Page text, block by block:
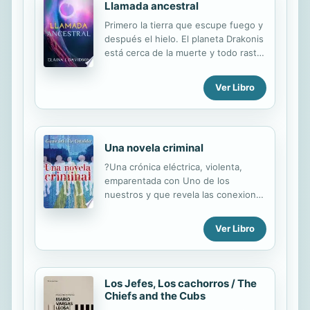
Llamada ancestral
Primero la tierra que escupe fuego y
después el hielo. El planeta Drakonis
está cerca de la muerte y todo rastro
por Brennan, la ladrona que escucha
en el viento misteriosas indicaciones
para llegar al Castillo Drakon, y los
también Halley, una exótica bailarina
de las ciudades ahora en llamas, y
Audri, quien se niega a hablar. Estos
cinco personajes son los últimos de
garantizar que al menos perdure la
memoria, o Drakonis será olvidado
Ver Libro
Una novela criminal
?Una crónica eléctrica, violenta,
emparentada con Uno de los
nuestros y que revela las conexiones
Ver Libro
Los Jefes, Los cachorros / The
Chiefs and the Cubs